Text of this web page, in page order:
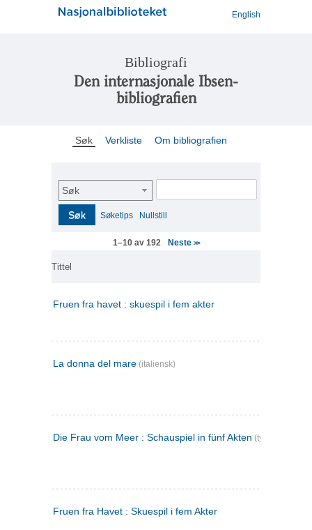
English
Bibliografi
Den internasjonale Ibsen-
bibliografien
Søk Verkliste Om bibliografien
Søk
Søk Søketips Nullstill
1–10 av 192 Neste >>
Tittel
Fruen fra havet : skuespil i fem akter
La donna del mare (italiensk)
Die Frau vom Meer : Schauspiel in fünf Akten (tysk)
Fruen fra Havet : Skuespil i fem Akter